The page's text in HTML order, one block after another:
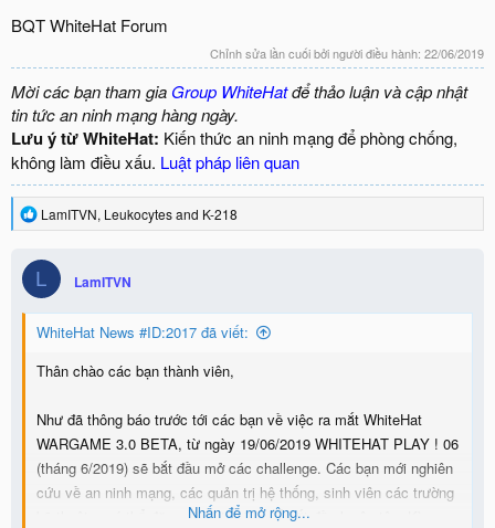
BQT WhiteHat Forum
Chỉnh sửa lần cuối bởi người điều hành: 22/06/2019
Mời các bạn tham gia Group WhiteHatđể thảo luận và cập nhật
tin tức an ninh mạng hàng ngày.
Lưu ý từ WhiteHat: Kiến thức an ninh mạng để phòng chống,
không làm điều xấu. Luật pháp liên quan
R
e
c
t
i
o
n
:
LamITVN, Leukocytesand K-218
L LamITVN
WhiteHat News #ID:2017 đã viết:
Thân chào các bạn thành viên,
Như đã thông báo trước tới các bạn về việc ra mắt WhiteHat
WARGAME 3.0 BETA, từ ngày 19/06/2019 WHITEHAT PLAY ! 06
(tháng 6/2019) sẽ bắt đầu mở các challenge. Các bạn mới nghiên
cứu về an ninh mạng, các quản trị hệ thống, sinh viên các trường
kỹ thuật... có thể đăng nhập tại đây để bắt đầu luyện tập. Kỳ
Nhấn để mở rộng...